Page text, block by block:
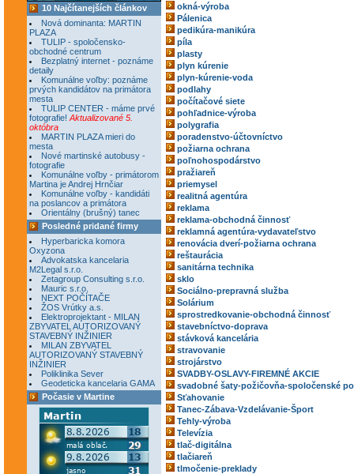
10 Najčítanejších článkov
Nová dominanta: MARTIN
PLAZA
TULIP - spoločensko-
obchodné centrum
Bezplatný internet - poznáme
detaily
Komunálne voľby: poznáme
prvých kandidátov na primátora
mesta
TULIP CENTER - máme prvé
fotografie! Aktualizované 5.
októbra
MARTIN PLAZA mieri do
mesta
Nové martinské autobusy -
fotografie
Komunálne voľby - primátorom
Martina je Andrej Hrnčiar
Komunálne voľby - kandidáti
na poslancov a primátora
Orientálny (brušný) tanec
Posledné pridané firmy
Hyperbaricka komora
Oxyzona
Advokatska kancelaria
M2Legal s.r.o.
Zetagroup Consulting s.r.o.
Mauric s.r.o.
NEXT POČÍTAČE
ŽOS Vrútky a.s.
Elektroprojektant - MILAN
ZBYVATEL AUTORIZOVANÝ
STAVEBNÝ INŽINIER
MILAN ZBYVATEL
AUTORIZOVANÝ STAVEBNÝ
INŽINIER
Poliklinika Sever
Geodeticka kancelaria GAMA
Počasie v Martine
okná-výroba
Pálenica
pedikúra-manikúra
píla
plasty
plyn kúrenie
plyn-kúrenie-voda
podlahy
počítačové siete
pohľadnice-výroba
polygrafia
poradenstvo-účtovníctvo
požiarna ochrana
poľnohospodárstvo
pražiareň
priemysel
realitná agentúra
reklama
reklama-obchodná činnosť
reklamná agentúra-vydavateľstvo
renovácia dverí-požiarna ochrana
reštaurácia
sanitárna technika
sklo
Sociálno-prepravná služba
Solárium
sprostredkovanie-obchodná činnosť
stavebníctvo-doprava
stávková kancelária
stravovanie
strojárstvo
SVADBY-OSLAVY-FIREMNÉ AKCIE
svadobné šaty-požičovňa-spoločenské
Sťahovanie
Tanec-Zábava-Vzdelávanie-Šport
Tehly-výroba
Televízia
tlač-digitálna
tlačiareň
tlmočenie-preklady